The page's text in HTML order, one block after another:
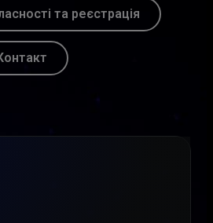
та реєстрація